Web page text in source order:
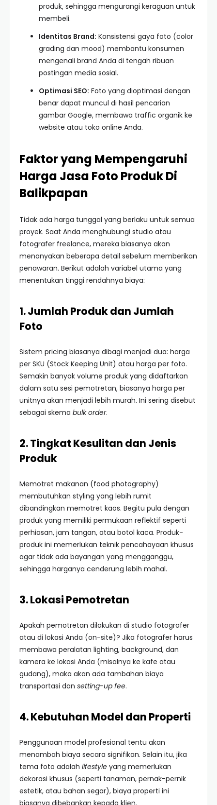
produk, sehingga mengurangi keraguan untuk
membeli.
Identitas Brand: Konsistensi gaya foto (color
grading dan mood) membantu konsumen
mengenali brand Anda di tengah ribuan
postingan media sosial.
Optimasi SEO: Foto yang dioptimasi dengan
benar dapat muncul di hasil pencarian
gambar Google, membawa traffic organik ke
website atau toko online Anda.
Faktor yang Mempengaruhi
Harga Jasa Foto Produk Di
Balikpapan
Tidak ada harga tunggal yang berlaku untuk semua
proyek. Saat Anda menghubungi studio atau
fotografer freelance, mereka biasanya akan
menanyakan beberapa detail sebelum memberikan
penawaran. Berikut adalah variabel utama yang
menentukan tinggi rendahnya biaya:
1. Jumlah Produk dan Jumlah
Foto
Sistem pricing biasanya dibagi menjadi dua: harga
per SKU (Stock Keeping Unit) atau harga per foto.
Semakin banyak volume produk yang didaftarkan
dalam satu sesi pemotretan, biasanya harga per
unitnya akan menjadi lebih murah. Ini sering disebut
sebagai skema bulk order.
2. Tingkat Kesulitan dan Jenis
Produk
Memotret makanan (food photography)
membutuhkan styling yang lebih rumit
dibandingkan memotret kaos. Begitu pula dengan
produk yang memiliki permukaan reflektif seperti
perhiasan, jam tangan, atau botol kaca. Produk-
produk ini memerlukan teknik pencahayaan khusus
agar tidak ada bayangan yang mengganggu,
sehingga harganya cenderung lebih mahal.
3. Lokasi Pemotretan
Apakah pemotretan dilakukan di studio fotografer
atau di lokasi Anda (on-site)? Jika fotografer harus
membawa peralatan lighting, background, dan
kamera ke lokasi Anda (misalnya ke kafe atau
gudang), maka akan ada tambahan biaya
transportasi dan setting-up fee.
4. Kebutuhan Model dan Properti
Penggunaan model profesional tentu akan
menambah biaya secara signifikan. Selain itu, jika
tema foto adalah lifestyle yang memerlukan
dekorasi khusus (seperti tanaman, pernak-pernik
estetik, atau bahan segar), biaya properti ini
biasanya dibebankan kepada klien.